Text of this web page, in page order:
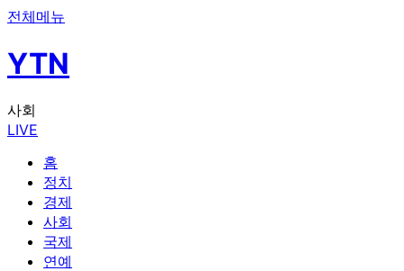
전체메뉴
YTN
사회
LIVE
홈
정치
경제
사회
국제
연예